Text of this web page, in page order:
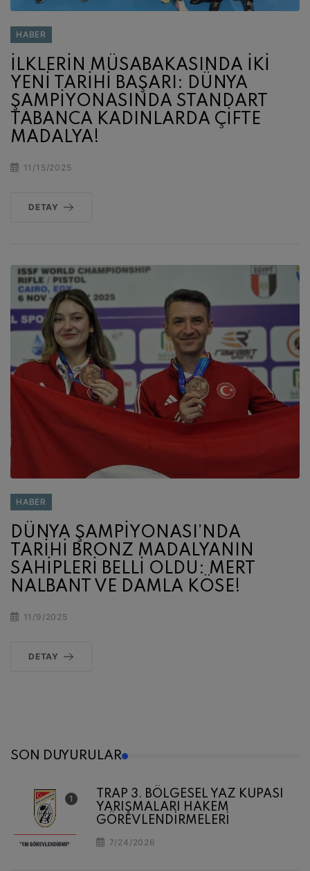
HABER
İLKLERİN MÜSABAKASINDA İKİ
YENİ TARİHİ BAŞARI: DÜNYA
ŞAMPİYONASINDA STANDART
TABANCA KADINLARDA ÇİFTE
MADALYA!
11/15/2025
DETAY
HABER
DÜNYA ŞAMPİYONASI’NDA
TARİHİ BRONZ MADALYANIN
SAHİPLERİ BELLİ OLDU: MERT
NALBANT VE DAMLA KÖSE!
11/9/2025
DETAY
SON DUYURULAR
TRAP 3. BÖLGESEL YAZ KUPASI
YARIŞMALARI HAKEM
GÖREVLENDİRMELERİ
7/24/2026